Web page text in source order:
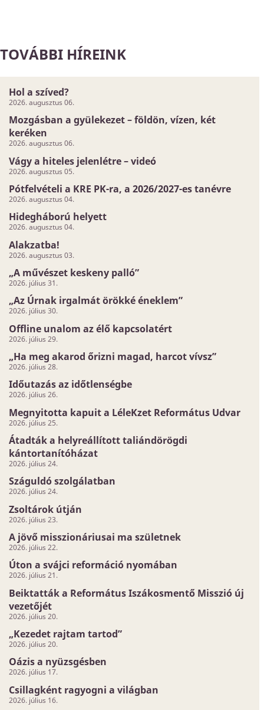
TOVÁBBI HÍREINK
Hol a szíved?
2026. augusztus 06.
Mozgásban a gyülekezet – földön, vízen, két
keréken
2026. augusztus 06.
Vágy a hiteles jelenlétre – videó
2026. augusztus 05.
Pótfelvételi a KRE PK-ra, a 2026/2027-es tanévre
2026. augusztus 04.
Hidegháború helyett
2026. augusztus 04.
Alakzatba!
2026. augusztus 03.
„A művészet keskeny palló”
2026. július 31.
„Az Úrnak irgalmát örökké éneklem”
2026. július 30.
Offline unalom az élő kapcsolatért
2026. július 29.
„Ha meg akarod őrizni magad, harcot vívsz”
2026. július 28.
Időutazás az időtlenségbe
2026. július 26.
Megnyitotta kapuit a LéleKzet Református Udvar
2026. július 25.
Átadták a helyreállított taliándörögdi
kántortanítóházat
2026. július 24.
Száguldó szolgálatban
2026. július 24.
Zsoltárok útján
2026. július 23.
A jövő misszionáriusai ma születnek
2026. július 22.
Úton a svájci reformáció nyomában
2026. július 21.
Beiktatták a Református Iszákosmentő Misszió új
vezetőjét
2026. július 20.
„Kezedet rajtam tartod”
2026. július 20.
Oázis a nyüzsgésben
2026. július 17.
Csillagként ragyogni a világban
2026. július 16.